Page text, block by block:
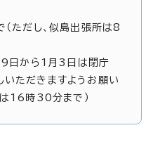
ただし、似島出張所は8
日から1月3日は閉庁
ただきますようお願い
は16時30分まで）